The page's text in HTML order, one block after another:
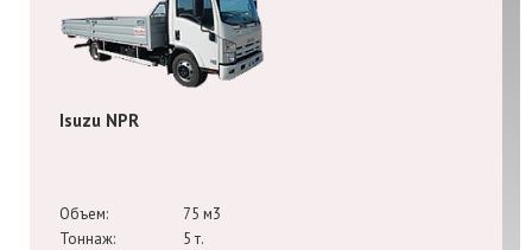
Isuzu NPR
Объем:
75 м3
Тоннаж:
5 т.